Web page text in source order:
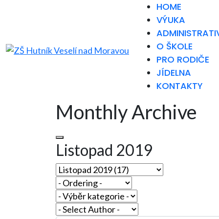
HOME
VÝUKA
O ŠKOLE
PRO RODIČE
JÍDELNA
KONTAKTY
Monthly Archive
Listopad 2019